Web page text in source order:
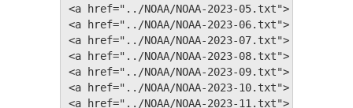
<a href="../NOAA/NOAA-2023-05.txt"> Май 2023
<a href="../NOAA/NOAA-2023-06.txt"> Июнь
<a href="../NOAA/NOAA-2023-07.txt"> Июль
<a href="../NOAA/NOAA-2023-08.txt"> Август
<a href="../NOAA/NOAA-2023-09.txt"> Сентябрь
<a href="../NOAA/NOAA-2023-10.txt"> Октябрь
<a href="../NOAA/NOAA-2023-11.txt"> Ноябрь